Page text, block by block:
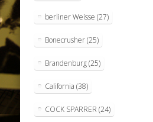
berliner Weisse (27)
Bonecrusher(25)
Brandenburg(25)
California (38)
COCK SPARRER (24)